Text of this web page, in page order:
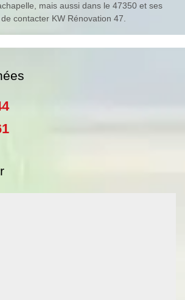
mais aussi dans le 47350 et ses
contacter KW Rénovation 47.